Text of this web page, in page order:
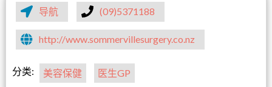
导航 (09)5371188
http://www.sommervillesurgery.co.nz
分类: 美容保健 医生GP